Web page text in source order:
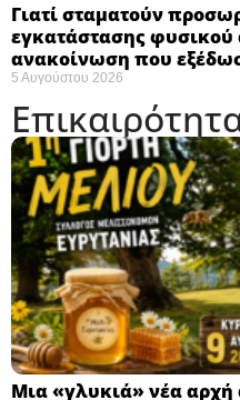
Γιατί σταματούν
εγκατάστασης φυσικού
ανακοίνωση που
5 Αυγούστου 2026
Μια «γλυκιά» νέα αρχή